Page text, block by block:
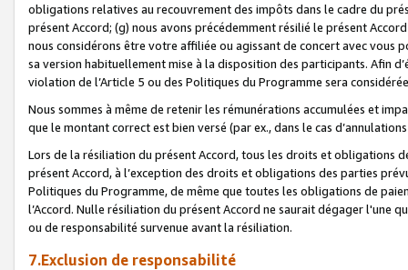
obligations relatives au recouvrement des impôts dans le cadre du
présent Accord; (g) nous avons précédemment résilié le présent
nous considérons être votre affiliée ou agissant de concert avec vous
sa version habituellement mise à la disposition des participants. Afin
violation de l’Article 5 ou des Politiques du Programme sera
Nous sommes à même de retenir les rémunérations accumulées et
que le montant correct est bien versé (par ex., dans le cas
Lors de la résiliation du présent Accord, tous les droits et obligations
présent Accord, à l’exception des droits et obligations des parties
Politiques du Programme, de même que toutes les obligations de
l’Accord. Nulle résiliation du présent Accord ne saurait dégager l'une
ou de responsabilité survenue avant la résiliation.
7.Exclusion de responsabilité